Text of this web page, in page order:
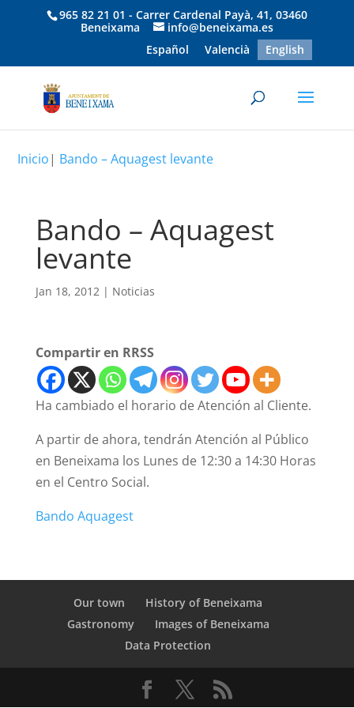
965 82 21 01 - Carrer Cardenal Payà, 41, 03460
Beneixama
info@beneixama.es
Español
Valencià English
Inicio| Bando – Aquagest levante
Bando – Aquagest
levante
Jan 18, 2012| Noticias
Compartir en RRSS
Ha cambiado el horario de Atención al Cliente.
A partir de ahora, tendrán Atención al Público
en Beneixama los Lunes de 12:30 a 14:30 Horas
en el Centro Social.
Bando Aquagest
Our town
History of Beneixama
Gastronomy
Images of Beneixama
Data Protection